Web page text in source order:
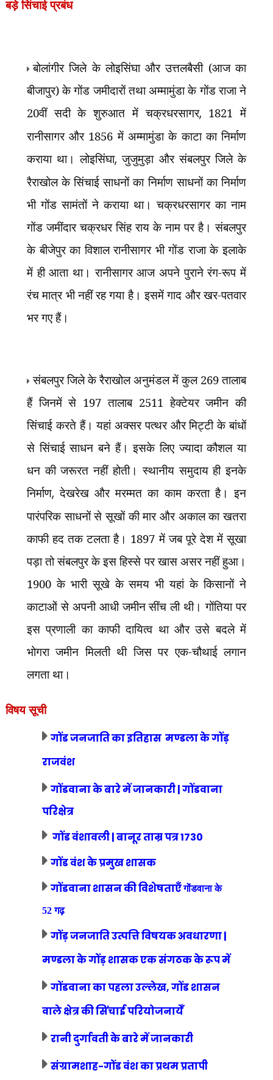
बड़े सिंचाई प्रबंध
बोलांगीर जिले के लोइसिंघा और उत्तलबैसी (आज का
बीजापुर) के गोंड जमीदारों तथा अम्मामुंडा के गोंड राजा ने
20वीं सदी के शुरुआत में चक्रधरसागर, 1821 में
रानीसागर और 1856 में अम्मामुंडा के काटा का निर्माण
कराया था। लोइसिंघा,जुजुमुड़ा और संबलपुर जिले के
रैराखोल के सिंचाई साधनों का निर्माण साधनों का निर्माण
भी गोंड सामंतों ने कराया था। चक्रधरसागर का नाम
गोंड जमींदार चक्रधर सिंह राय के नाम पर है। संबलपुर
के बीजेपुर का विशाल रानीसागर भी गोंड राजा के इलाके
में ही आता था। रानीसागर आज अपने पुराने रंग-रूप में
रंच मात्र भी नहीं रह गया है। इसमें गाद और खर-पतवार
भर गए हैं।
संबलपुर जिले के रैराखोल अनुमंडल में कुल 269 तालाब
हैं जिनमें से 197 तालाब 2511 हेक्टेयर जमीन की
सिंचाई करते हैं। यहां अक्सर पत्थर और मिट्टी के बांधों
से सिंचाई साधन बने हैं। इसके लिए ज्यादा कौशल या
धन की जरूरत नहीं होती। स्थानीय समुदाय ही इनके
निर्माण,देखरेख और मरम्मत का काम करता है। इन
पारंपरिक साधनों से सूखों की मार और अकाल का खतरा
काफी हद तक टलता है। 1897 में जब पूरे देश में सूखा
पड़ा तो संबलपुर के इस हिस्से पर खास असर नहीं हुआ।
1900 के भारी सूखे के समय भी यहां के किसानों ने
काटाओं से अपनी आधी जमीन सींच ली थी। गोंतिया पर
इस प्रणाली का काफी दायित्व था और उसे बदले में
भोगरा जमीन मिलती थी जिस पर एक-चौथाई लगान
लगता था।
विषय सूची
गोंड जनजाति का इतिहास मण्डला के गोंड़
राजवंश
गोंडवाना के बारे में जानकारी | गोंडवाना
परिक्षेत्र
गोंड वंशावली | बानूर ताम्र पत्र 1730
गोंड वंश के प्रमुख शासक
गोंडवाना शासन की विशेषताएँगोंडवाना के
52 गढ़
गोंड़ जनजाति उत्पत्ति विषयक अवधारणा |
मण्डला के गोंड़ शासक एक संगठक के रूप में
गोंडवाना का पहला उल्लेख, गोंड शासन
वाले क्षेत्र की सिंचाई परियोजनायेँ
रानी दुर्गावती के बारे में जानकारी
संग्रामशाह-गोंड वंश का प्रथम प्रतापी